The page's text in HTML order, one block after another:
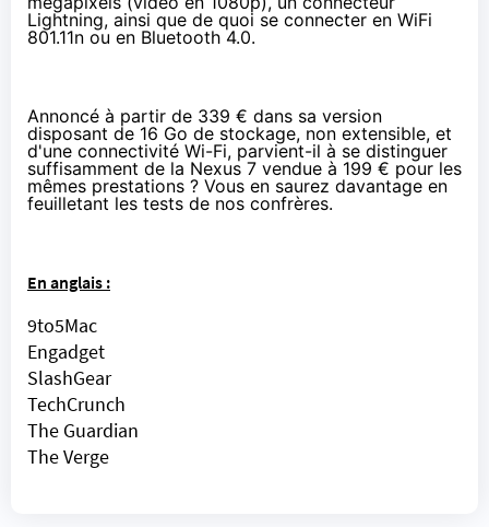
Lightning, ainsi que de quoi se connecter en WiFi
801.11n ou en Bluetooth 4.0.
Annoncé à partir de 339 € dans sa version
disposant de 16 Go de stockage, non extensible, et
d'une connectivité Wi-Fi, parvient-il à se distinguer
suffisamment de la Nexus 7 vendue à 199 € pour les
mêmes prestations ? Vous en saurez davantage en
feuilletant les tests de nos confrères.
En anglais :
9to5Mac
Engadget
SlashGear
TechCrunch
The Guardian
The Verge